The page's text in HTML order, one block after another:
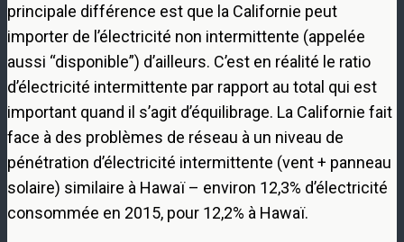
principale différence est que la Californie peut
importer de l’électricité non intermittente (appelée
aussi “disponible”) d’ailleurs. C’est en réalité le ratio
d’électricité intermittente par rapport au total qui est
important quand il s’agit d’équilibrage. La Californie fait
face à des problèmes de réseau à un niveau de
pénétration d’électricité intermittente (vent + panneau
solaire) similaire à Hawaï – environ 12,3% d’électricité
consommée en 2015, pour 12,2% à Hawaï.